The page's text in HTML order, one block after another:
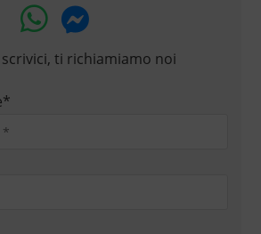
ti richiamiamo noi
*